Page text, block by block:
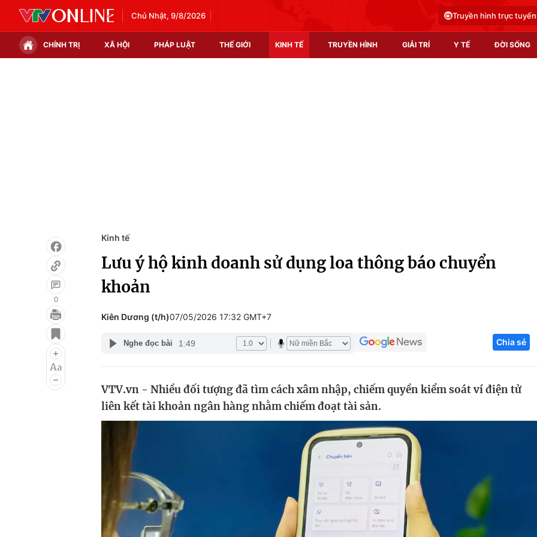
Chủ Nhật, 9/8/2026 Truyền hình trực tuyến
CHÍNH TRỊ XÃ HỘI PHÁP LUẬT THẾ GIỚI KINH TẾ TRUYỀN HÌNH GIẢI TRÍ Y TẾ ĐỜI SỐNG
Infographic
Điện ảnh
Âm nhạc
Du lịch
Chất lượng cuộc sống
Tuyển sinh
Hitech Công
Thị trường
Tư vấn
0
Kinh tế
Lưu ý hộ kinh doanh sử dụng loa thông báo chuyển
khoản
Kiên Dương (t/h)07/05/2026 17:32 GMT+7
Nghe đọc bài 1:49 Chia sẻ
VTV.vn - Nhiều đối tượng đã tìm cách xâm nhập, chiếm quyền kiểm soát ví điện tử
liên kết tài khoản ngân hàng nhằm chiếm đoạt tài sản.